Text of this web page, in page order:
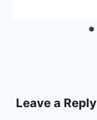
Leave a Reply